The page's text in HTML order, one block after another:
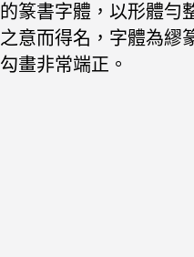
的篆書字體，以形體勻
之意而得名，字體為繆
勾畫非常端正。